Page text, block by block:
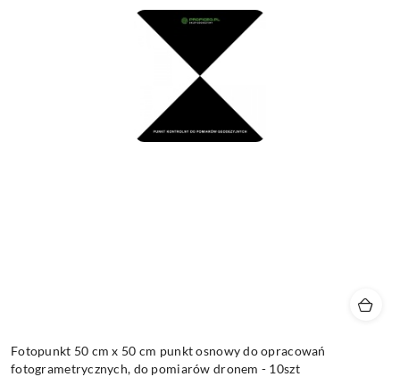
Fotopunkt 50 cm x 50 cm punkt osnowy do opracowań
fotogrametrycznych, do pomiarów dronem - 10szt